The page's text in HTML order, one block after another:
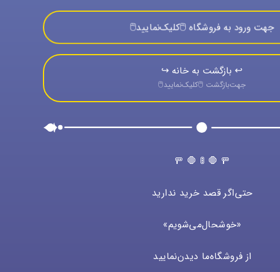
جهت ورود به فروشگاه 🖱️كليک‌نماييد🖱️
↩️ بازگشت به خانه ↪️
جهت‌بازگشت 🖱️كليک‌نماييد🖱️
🚥 🛑 🚦 🛑 🚥
حتی‌اگر قصد خرید ندارید
«خوشحال‌می‌شویم»
از فروشگاه‌ما دیدن‌نمایید